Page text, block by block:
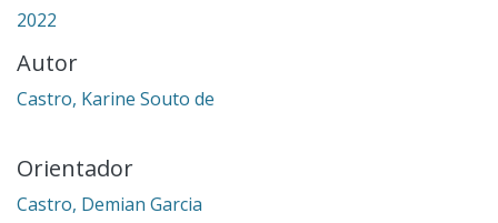
2022
Autor
Castro, Karine Souto de
Orientador
Castro, Demian Garcia